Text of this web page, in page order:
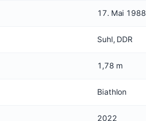
17. Mai 1988
Suhl, DDR
1,78 m
Biathlon
2022